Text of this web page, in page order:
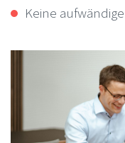
Keine